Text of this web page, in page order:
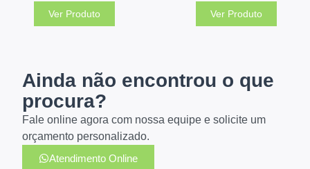
Ver Produto Ver Produto
Ainda não encontrou o que
procura?
Fale online agora com nossa equipe e solicite um
orçamento personalizado.
Atendimento Online